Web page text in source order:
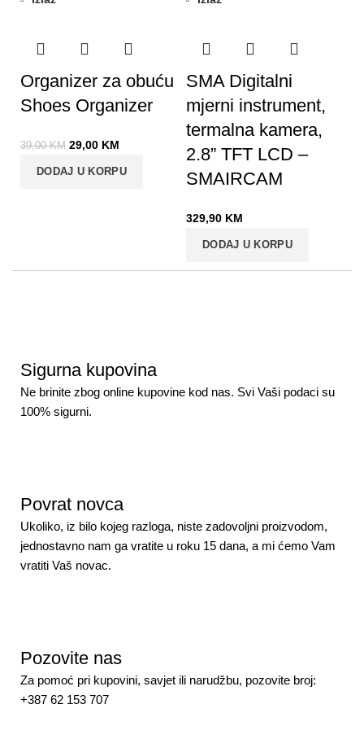
Organizer za obuću
Shoes Organizer
39,00KM 29,00 KM
DODAJ U KORPU
SMA Digitalni
mjerni instrument,
termalna kamera,
2.8” TFT LCD –
SMAIRCAM
329,90 KM
DODAJ U KORPU
Sigurna kupovina
Ne brinite zbog online kupovine kod nas. Svi Vaši podaci su
100% sigurni.
Povrat novca
Ukoliko, iz bilo kojeg razloga, niste zadovoljni proizvodom,
jednostavno nam ga vratite u roku 15 dana, a mi ćemo Vam
vratiti Vaš novac.
Pozovite nas
Za pomoć pri kupovini, savjet ili narudžbu, pozovite broj:
+387 62 153 707